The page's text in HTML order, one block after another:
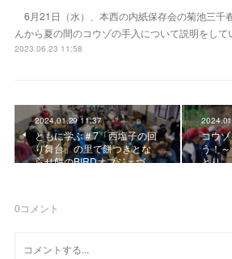
6月21日（水）、本西の内紙保存会の菊池三千
んから夏の間のコウゾの手入について説明をして
2023.06.23 11:58
2024.01.29 11:37
ともに学ぶ＃7「西塩子の回
り舞台」の里で餅つきとな
らせ餅のBIRDオブジェづ…
コウ
う！
とり
0コメント